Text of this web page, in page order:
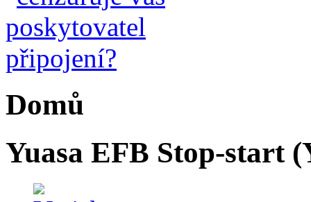
Domů
Yuasa EFB Stop-start